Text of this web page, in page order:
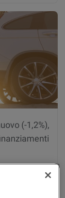
(-1,2%),